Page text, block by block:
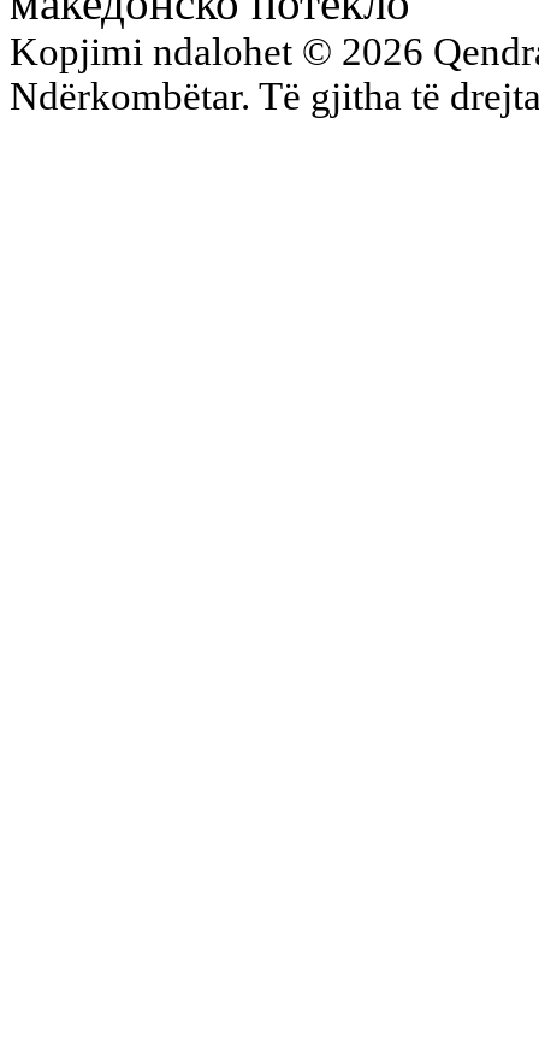
Kopjimi ndalohet © 2026
Ndërkombëtar. Të gjitha të